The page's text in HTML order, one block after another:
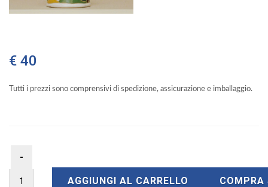
€ 40
Tutti i prezzi sono comprensivi di spedizione, assicurazione e imballaggio.
AGGIUNGI AL CARRELLO COMPRA